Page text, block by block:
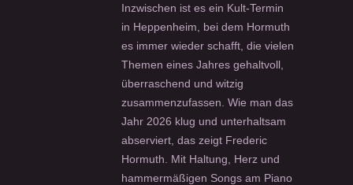
Inzwischen ist es ein Kult-Termin
in Heppenheim, bei dem Hormuth
es immer wieder schafft, die vielen
Themen eines Jahres gehaltvoll,
überraschend und witzig
zusammenzufassen. Wie man das
Jahr 2026 klug und unterhaltsam
abserviert, das zeigt Frederic
Hormuth. Mit Haltung, Herz und
hammermäßigen Songs am Piano